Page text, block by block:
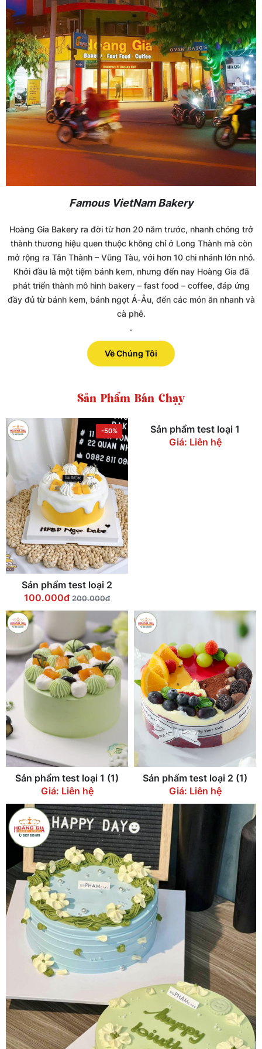
Famous VietNam Bakery
Hoàng Gia Bakery ra đời từ hơn 20 năm trước, nhanh chóng trở
thành thương hiệu quen thuộc không chỉ ở Long Thành mà còn
mở rộng ra Tân Thành – Vũng Tàu, với hơn 10 chi nhánh lớn nhỏ.
Khởi đầu là một tiệm bánh kem, nhưng đến nay Hoàng Gia đã
phát triển thành mô hình bakery – fast food – coffee, đáp ứng
đầy đủ từ bánh kem, bánh ngọt Á‑Âu, đến các món ăn nhanh và
cà phê.
.
Về Chúng Tôi
Sản Phẩm Bán Chạy
Sản phẩm test loại 2
100.000đ 200.000đ
-50%
Sản phẩm test loại 1 (1)
Giá: Liên hệ
Sản phẩm test loại 2 (1)
Giá: Liên hệ